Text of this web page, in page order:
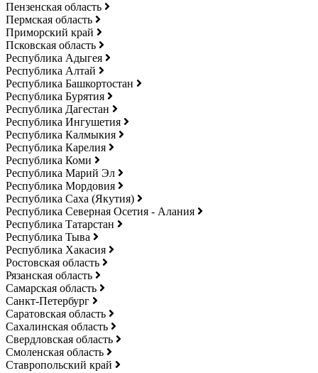
Пензенская область
Пермская область
Приморский край
Псковская область
Республика Адыгея
Республика Алтай
Республика Башкортостан
Республика Бурятия
Республика Дагестан
Республика Ингушетия
Республика Калмыкия
Республика Карелия
Республика Коми
Республика Марий Эл
Республика Мордовия
Республика Саха (Якутия)
Республика Северная Осетия - Алания
Республика Татарстан
Республика Тыва
Республика Хакасия
Ростовская область
Рязанская область
Самарская область
Санкт-Петербург
Саратовская область
Сахалинская область
Свердловская область
Смоленская область
Ставропольский край